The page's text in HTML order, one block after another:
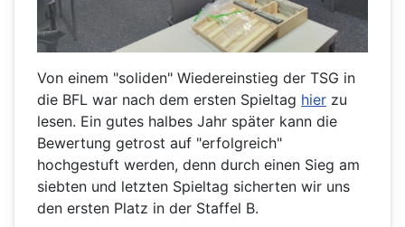
Von einem "soliden" Wiedereinstieg der TSG in
die BFL war nach dem ersten Spieltag hier zu
lesen. Ein gutes halbes Jahr später kann die
Bewertung getrost auf "erfolgreich"
hochgestuft werden, denn durch einen Sieg am
siebten und letzten Spieltag sicherten wir uns
den ersten Platz in der Staffel B.